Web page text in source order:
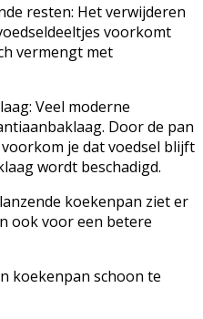
resten: Het verwijderen
voorkomt
vermengt met
Veel moderne
Door de pan
je dat voedsel blijft
wordt beschadigd.
koekenpan ziet er
ook voor een betere
koekenpan schoon te